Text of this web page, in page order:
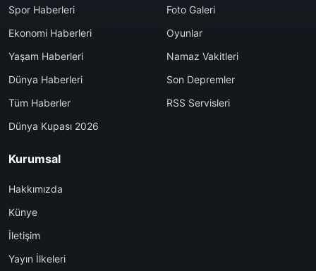
Spor Haberleri
Ekonomi Haberleri
Yaşam Haberleri
Dünya Haberleri
Tüm Haberler
Dünya Kupası 2026
Foto Galeri
Oyunlar
Namaz Vakitleri
Son Depremler
RSS Servisleri
Kurumsal
Hakkımızda
Künye
İletişim
Yayın İlkeleri